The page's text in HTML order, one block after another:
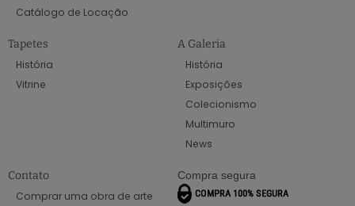
Catálogo de Locação
Tapetes
História
Vitrine
A Galeria
História
Exposições
Colecionismo
Multimuro
News
Contato
Comprar uma obra de arte
Compra segura